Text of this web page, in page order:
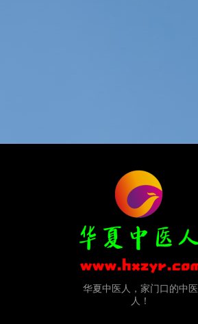
华夏中医人，家门口的中医
人！